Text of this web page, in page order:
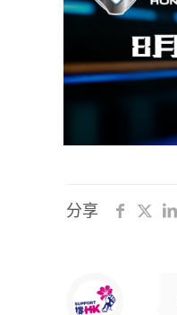
分享